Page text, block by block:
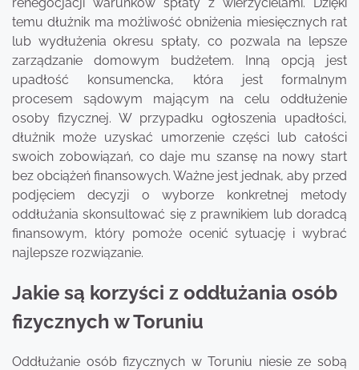
temu dłużnik ma możliwość obniżenia miesięcznych rat
lub wydłużenia okresu spłaty, co pozwala na lepsze
zarządzanie domowym budżetem. Inną opcją jest
upadłość konsumencka, która jest formalnym
procesem sądowym mającym na celu oddłużenie
osoby fizycznej. W przypadku ogłoszenia upadłości,
dłużnik może uzyskać umorzenie części lub całości
swoich zobowiązań, co daje mu szansę na nowy start
bez obciążeń finansowych. Ważne jest jednak, aby przed
podjęciem decyzji o wyborze konkretnej metody
oddłużania skonsultować się z prawnikiem lub doradcą
finansowym, który pomoże ocenić sytuację i wybrać
najlepsze rozwiązanie.
Jakie są korzyści z oddłużania osób
fizycznych w Toruniu
Oddłużanie osób fizycznych w Toruniu niesie ze sobą